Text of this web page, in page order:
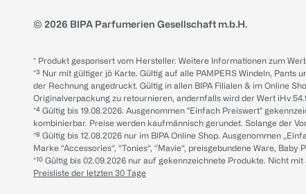
© 2026 BIPA Parfumerien Gesellschaft m.b.H.
* Produkt gesponsert vom Hersteller. Weitere Informationen zum
*³ Nur mit gültiger jö Karte. Gültig auf alle PAMPERS Windeln,
der Rechnung angedruckt. Gültig in allen BIPA Filialen & im Online
Originalverpackung zu retournieren, andernfalls wird der Wert iHv
*⁴ Gültig bis 19.08.2026. Ausgenommen "Einfach Preiswert"
kombinierbar. Preise werden kaufmännisch gerundet. Solange der
*⁸ Gültig bis 12.08.2026 nur im BIPA Online Shop. Ausgenommen
Marke “Accessories“, “Tonies“, “Mavie“, preisgebundene Ware,
*¹⁰ Gültig bis 02.09.2026 nur auf gekennzeichnete Produkte. Nicht
Preisliste der letzten 30 Tage